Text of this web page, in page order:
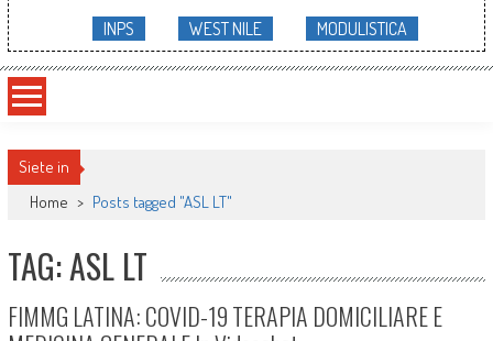
INPS WEST NILE MODULISTICA
Siete in
Home > Posts tagged "ASL LT"
TAG: ASL LT
FIMMG LATINA: COVID-19 TERAPIA DOMICILIARE E